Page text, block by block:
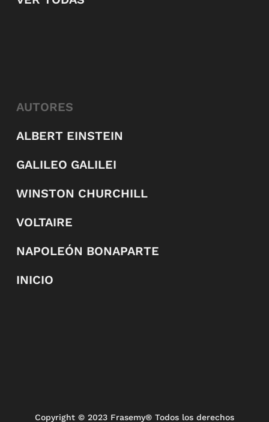
AUTORES
ALBERT EINSTEIN
GALILEO GALILEI
WINSTON CHURCHILL
VOLTAIRE
NAPOLEÓN BONAPARTE
INICIO
Copyright © 2023 Frasemy® Todos los derechos